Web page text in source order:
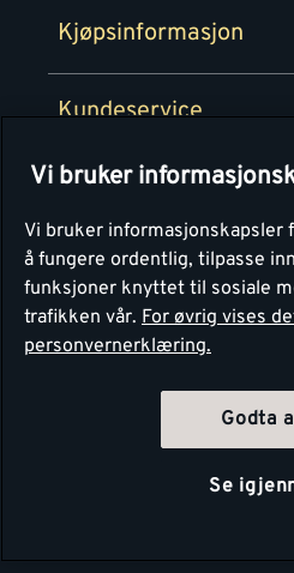
Kjøpsinformasjon
Kundeservice
Montér
Personvern
Vi bruker
Vi bruker
å fungere ordentlig, tilpasse
funksjoner knyttet til sosiale
trafikken vår. For øvrig vises
personvernerklæring.
Godta
Se